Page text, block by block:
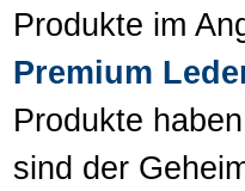
Produkte im
Premium
Produkte
sind der